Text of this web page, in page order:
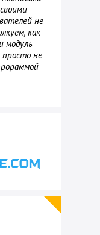
не
как
модуль
просто не